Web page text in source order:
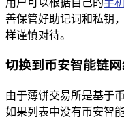
善保管好助记词和私钥
样谨慎对待。
切换到币安智能链
由于薄饼交易所是基于
如果列表中没有币安智